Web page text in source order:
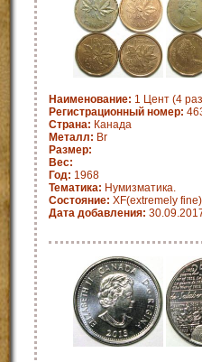
Наименование: 1 Цент (4
Регистрационный номер:
Страна: Канада
Металл: Br
Размер:
Вес:
Год: 1968
Тематика: Нумизматика.
Состояние: XF(extremely fine)
Дата добавления: